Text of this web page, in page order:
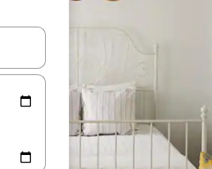
med piletasterne op og ned eller se